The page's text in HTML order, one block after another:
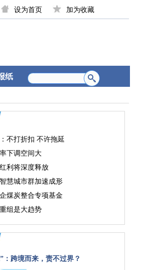
设为首页 加为收藏
纸
不打折扣 不许拖延
下调空间大
利将深度释放
慧城市群加速成形
煤炭整合专项基金
组是大趋势
：跨境而来，责不过界？